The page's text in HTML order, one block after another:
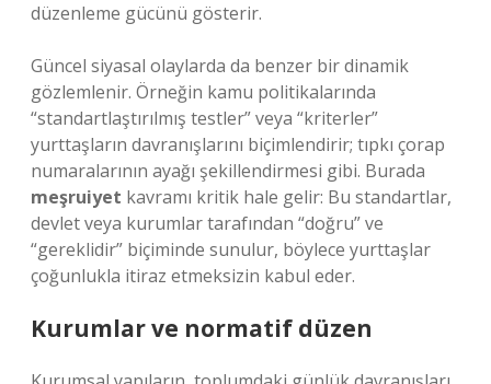
düzenleme gücünü gösterir.
Güncel siyasal olaylarda da benzer bir dinamik
gözlemlenir. Örneğin kamu politikalarında
“standartlaştırılmış testler” veya “kriterler”
yurttaşların davranışlarını biçimlendirir; tıpkı çorap
numaralarının ayağı şekillendirmesi gibi. Burada
meşruiyet kavramı kritik hale gelir: Bu standartlar,
devlet veya kurumlar tarafından “doğru” ve
“gereklidir” biçiminde sunulur, böylece yurttaşlar
çoğunlukla itiraz etmeksizin kabul eder.
Kurumlar ve normatif düzen